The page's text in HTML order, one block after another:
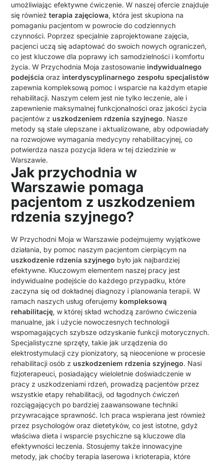
umożliwiając efektywne ćwiczenie. W naszej ofercie znajduje
się równieżterapia zajęciowa, która jest skupiona na
pomaganiu pacjentom w powrocie do codziennych
czynności. Poprzez specjalnie zaprojektowane zajęcia,
pacjenci uczą się adaptować do swoich nowych ograniczeń,
co jest kluczowe dla poprawy ich samodzielności i komfortu
życia. W Przychodnia Moja zastosowanieindywidualnego
podejścia orazinterdyscyplinarnego zespołu specjalistów
zapewnia kompleksową pomoc i wsparcie na każdym etapie
rehabilitacji. Naszym celem jest nie tylko leczenie, ale i
zapewnienie maksymalnej funkcjonalności oraz jakości życia
pacjentów z uszkodzeniem rdzenia szyjnego. Nasze
metody są stale ulepszane i aktualizowane, aby odpowiadały
na rozwojowe wymagania medycyny rehabilitacyjnej, co
potwierdza nasza pozycja lidera w tej dziedzinie w
Warszawie.
Jak przychodnia w
Warszawie pomaga
pacjentom z uszkodzeniem
rdzenia szyjnego?
W Przychodni Moja w Warszawie podejmujemy wyjątkowe
działania, by pomoc naszym pacjentom cierpiącym na
uszkodzenie rdzenia szyjnego było jak najbardziej
efektywne. Kluczowym elementem naszej pracy jest
indywidualne podejście do każdego przypadku, które
zaczyna się od dokładnej diagnozy i planowania terapii. W
ramach naszych usług oferujemy kompleksową
rehabilitację, w której skład wchodzą zarówno ćwiczenia
manualne, jak i użycie nowoczesnych technologii
wspomagających szybsze odzyskanie funkcji motorycznych.
Specjalistyczne sprzęty, takie jak urządzenia do
elektrostymulacji czy pionizatory, są nieocenione w procesie
rehabilitacji osób z uszkodzeniem rdzenia szyjnego. Nasi
fizjoterapeuci, posiadający wieloletnie doświadczenie w
pracy z uszkodzeniami rdzeń, prowadzą pacjentów przez
wszystkie etapy rehabilitacji, od łagodnych ćwiczeń
rozciągających po bardziej zaawansowane techniki
przywracające sprawność. Ich praca wspierana jest również
przez psychologów oraz dietetyków, co jest istotne, gdyż
właściwa dieta i wsparcie psychiczne są kluczowe dla
efektywności leczenia. Stosujemy także innowacyjne
metody, jak choćby terapia laserowa i krioterapia, które